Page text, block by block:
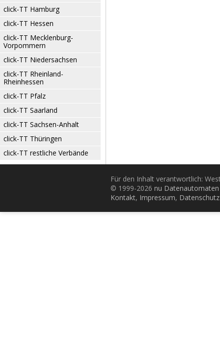
click-TT Hamburg
click-TT Hessen
click-TT Mecklenburg-
Vorpommern
click-TT Niedersachsen
click-TT Rheinland-
Rheinhessen
click-TT Pfalz
click-TT Saarland
click-TT Sachsen-Anhalt
click-TT Thüringen
click-TT restliche Verbände
Für den Inhalt verantwortlich:
© 1999-2026 nu
Kontakt, Impressum, Datenschutz